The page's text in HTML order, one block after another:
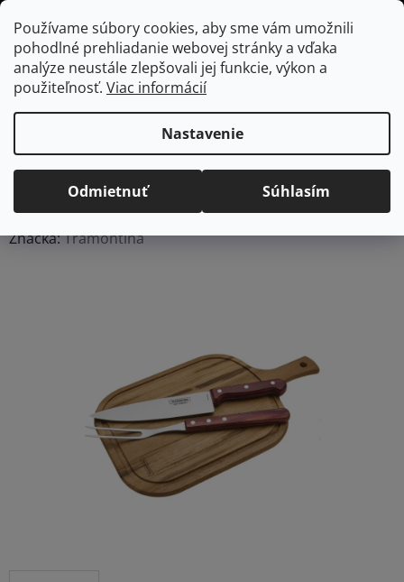
Používame súbory cookies, aby sme vám umožnili
pohodlné prehliadanie webovej stránky a vďaka
analýze neustále zlepšovali jej funkcie, výkon a
použiteľnosť. Viac informácií
Nastavenie
Odmietnuť Súhlasím
Prejsť
na
obsah
Hľadať
Domov
/ Vybavenie do jedálne / Stolovanie / Podnosy a tácky
Servírovací set Tramontina Polywood BBQ - 3 ks - červený
Servírovací set Tramontina
Polywood BBQ - 3 ks -
červený
Priemerné
hodnotenie
NeohodnotenéPodrobnosti hodnotenia
Značka:Tramontina